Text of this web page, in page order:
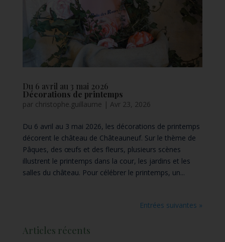
Du 6 avril au 3 mai 2026
Décorations de printemps
par christophe.guillaume | Avr 23, 2026
Du 6 avril au 3 mai 2026, les décorations de printemps
décorent le château de Châteauneuf. Sur le thème de
Pâques, des œufs et des fleurs, plusieurs scènes
illustrent le printemps dans la cour, les jardins et les
salles du château. Pour célébrer le printemps, un...
Entrées suivantes »
Articles récents